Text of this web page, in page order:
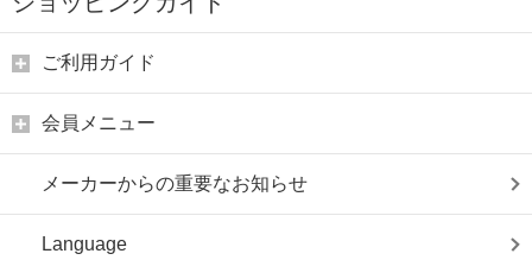
ご利用ガイド
会員メニュー
メーカーからの重要なお知らせ
Language